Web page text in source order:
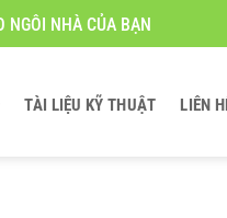
NGÔI NHÀ CỦA BẠN
TÀI LIỆU KỸ THUẬT LIÊN